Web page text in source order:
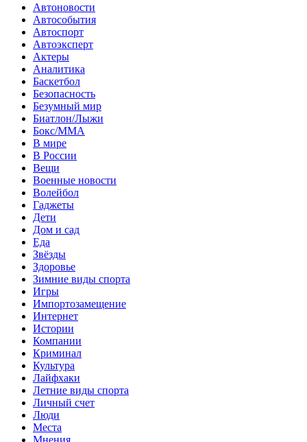
Автоновости
Автособытия
Автоспорт
Автоэксперт
Актеры
Аналитика
Баскетбол
Безопасность
Безумный мир
Биатлон/Лыжи
Бокс/MMA
В мире
В России
Вещи
Военные новости
Волейбол
Гаджеты
Дети
Дом и сад
Еда
Звёзды
Здоровье
Зимние виды спорта
Игры
Импортозамещение
Интернет
Истории
Компании
Криминал
Культура
Лайфхаки
Летние виды спорта
Личный счет
Люди
Места
Мнения